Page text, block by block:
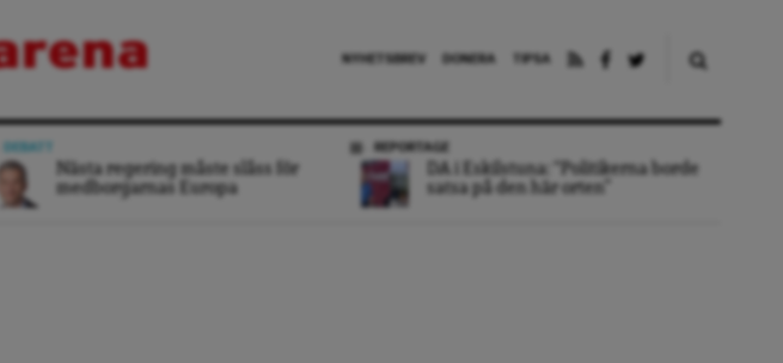
NYHETSBREV DONERA TIPSA
Nästa regering måste slåss för
medborgarnas Europa
REPORTAGE
DA i Eskilstuna: “Politikerna borde
satsa på den här orten”